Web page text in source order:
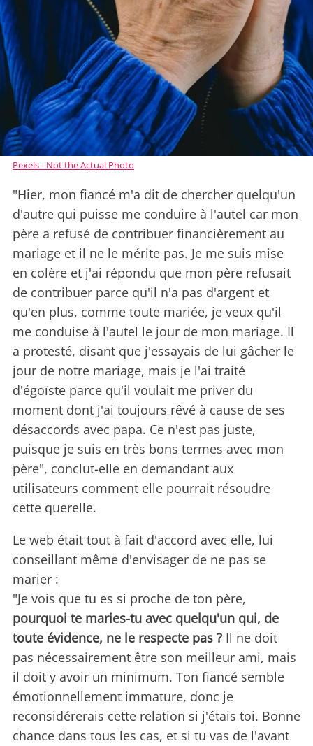
Pexels - Not the Actual Photo
"Hier, mon fiancé m'a dit de chercher quelqu'un
d'autre qui puisse me conduire à l'autel car mon
père a refusé de contribuer financièrement au
mariage et il ne le mérite pas. Je me suis mise
en colère et j'ai répondu que mon père refusait
de contribuer parce qu'il n'a pas d'argent et
qu'en plus, comme toute mariée, je veux qu'il
me conduise à l'autel le jour de mon mariage. Il
a protesté, disant que j'essayais de lui gâcher le
jour de notre mariage, mais je l'ai traité
d'égoïste parce qu'il voulait me priver du
moment dont j'ai toujours rêvé à cause de ses
désaccords avec papa. Ce n'est pas juste,
puisque je suis en très bons termes avec mon
père", conclut-elle en demandant aux
utilisateurs comment elle pourrait résoudre
cette querelle.
Le web était tout à fait d'accord avec elle, lui
conseillant même d'envisager de ne pas se
marier :
"Je vois que tu es si proche de ton père,
pourquoi te maries-tu avec quelqu'un qui, de
toute évidence, ne le respecte pas ? Il ne doit
pas nécessairement être son meilleur ami, mais
il doit y avoir un minimum. Ton fiancé semble
émotionnellement immature, donc je
reconsidérerais cette relation si j'étais toi. Bonne
chance dans tous les cas, et si tu vas de l'avant